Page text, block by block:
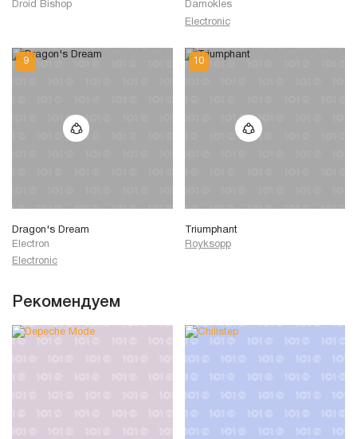
Droid Bishop
Damokles
Electronic
Dragon's Dream
Electron
Electronic
Triumphant
Royksopp
Рекомендуем